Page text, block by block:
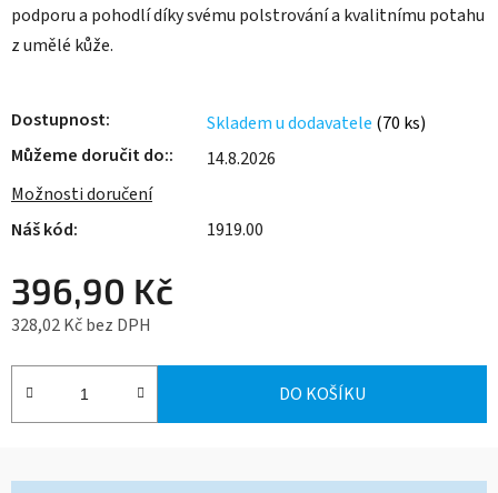
podporu a pohodlí díky svému polstrování a kvalitnímu potahu
z umělé kůže.
Dostupnost Skladem u dodavatele (70 ks)
Můžeme doručit do:
14.8.2026
Možnosti doručení
1919.00
396,90 Kč
328,02 Kč bez DPH
Měrná cena:
DO KOŠÍKU